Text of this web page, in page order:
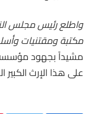
واطلع رئيس مجلس
مكتبة ومقتنيات
مشيداً بجهود مؤسسة
على هذا الإرث الكبير